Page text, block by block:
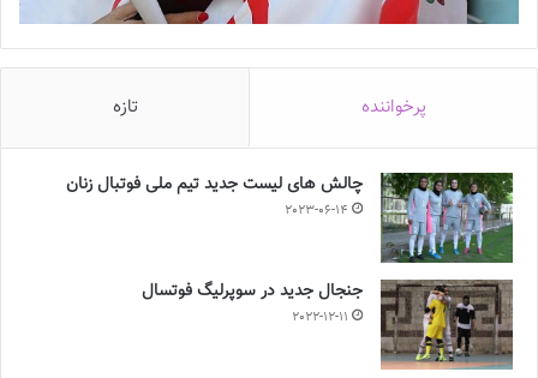
پرخواننده تازه
چالش هاى ليست جدید تيم ملى فوتبال زنان
2023-06-14
جنجال جدید در سوپرلیگ فوتسال
2022-12-11